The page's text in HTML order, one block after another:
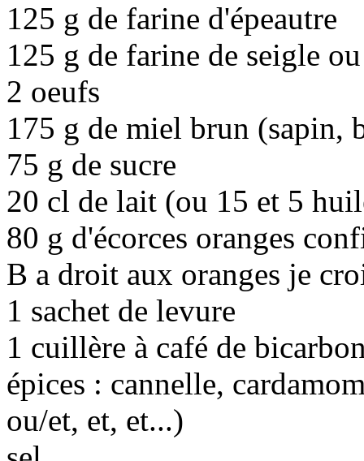
125 g de farine d'épeautre
125 g de farine de seigle
2 oeufs
175 g de miel brun (sapin,
75 g de sucre
20 cl de lait (ou 15 et 5
80 g d'écorces oranges
B a droit aux oranges je
1 sachet de levure
1 cuillère à café de
épices : cannelle,
ou/et, et, et...)